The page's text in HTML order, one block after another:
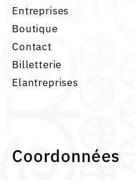
Entreprises
Boutique
Contact
Billetterie
Elantreprises
Coordonnées